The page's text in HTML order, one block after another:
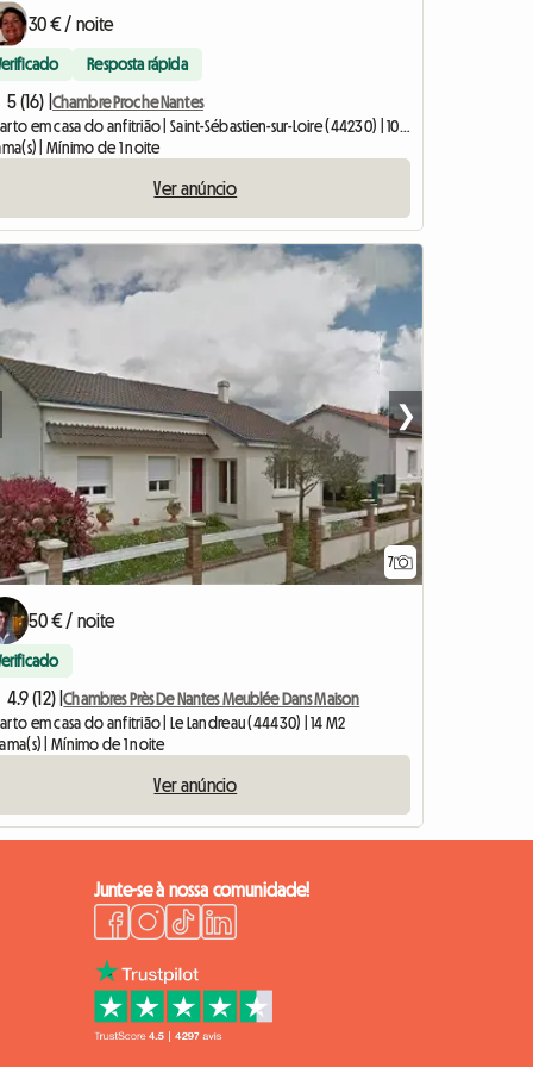
30 € / noite
Resposta rápida
5 (16) | Chambre Proche Nantes
Quarto em casa do anfitrião | Saint-Sébastien-sur-Loire (44230) | 10 M2
| Mínimo de 1 noite
Ver anúncio
7
❯
50 € / noite
4.9 (12) |Chambres Près De Nantes Meublée Dans Maison
em casa do anfitrião | Le Landreau (44430) | 14 M2
| Mínimo de 1 noite
Ver anúncio
Junte-se à nossa comunidade!